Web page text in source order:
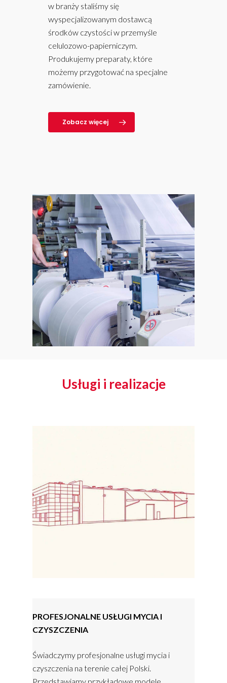
w branży staliśmy się
wyspecjalizowanym dostawcą
środków czystości w przemyśle
celulozowo-papierniczym.
Produkujemy preparaty, które
możemy przygotować na specjalne
zamówienie.
Zobacz więcej
Usługi i realizacje
PROFESJONALNE USŁUGI MYCIA I
CZYSZCZENIA
Świadczymy profesjonalne usługi mycia i
czyszczenia na terenie całej Polski.